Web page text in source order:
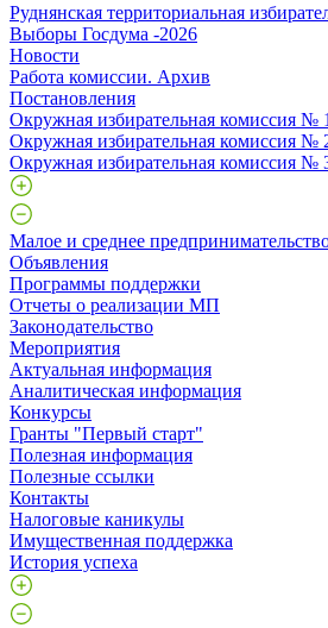
Руднянская территориальная
Выборы Госдума -2026
Новости
Работа комиссии. Архив
Постановления
Окружная избирательная комиссия № 1
Окружная избирательная комиссия №
Окружная избирательная комиссия №
Малое и среднее
Объявления
Программы поддержки
Отчеты о реализации МП
Законодательство
Мероприятия
Актуальная информация
Аналитическая информация
Конкурсы
Гранты "Первый старт"
Полезная информация
Полезные ссылки
Контакты
Налоговые каникулы
Имущественная поддержка
История успеха